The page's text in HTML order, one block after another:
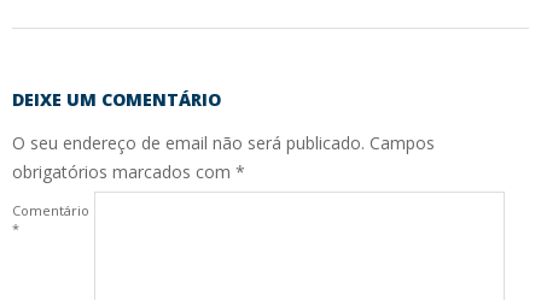
DEIXE UM COMENTÁRIO
O seu endereço de email não será publicado. Campos
obrigatórios marcados com *
Comentário
*